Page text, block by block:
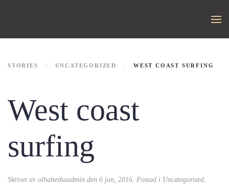
STORIES UNCATEGORIZED WEST COAST SURFING
West coast
surfing
Skrivet av alhabeshaadmin den 6 jun, 2016. Postad i Uncategorized.